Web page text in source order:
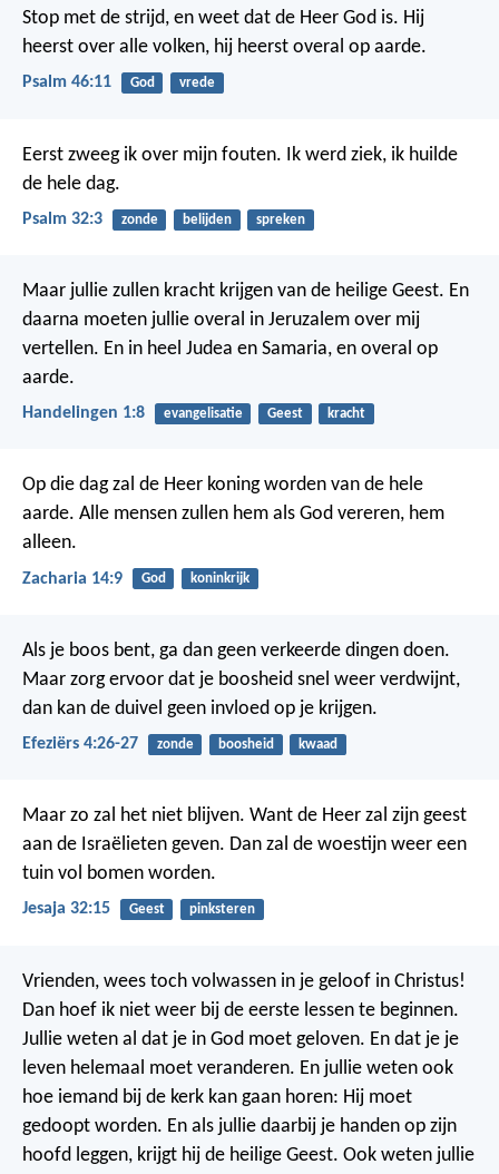
Stop met de strijd, en weet dat de Heer God is. Hij
heerst over alle volken, hij heerst overal op aarde.
Psalm 46:11 God vrede
Eerst zweeg ik over mijn fouten. Ik werd ziek, ik huilde
de hele dag.
Psalm 32:3 zonde belijden spreken
Maar jullie zullen kracht krijgen van de heilige Geest. En
daarna moeten jullie overal in Jeruzalem over mij
vertellen. En in heel Judea en Samaria, en overal op
aarde.
Handelingen 1:8 evangelisatie Geest kracht
Op die dag zal de Heer koning worden van de hele
aarde. Alle mensen zullen hem als God vereren, hem
alleen.
Zacharia 14:9 God koninkrijk
Als je boos bent, ga dan geen verkeerde dingen doen.
Maar zorg ervoor dat je boosheid snel weer verdwijnt,
dan kan de duivel geen invloed op je krijgen.
Efeziërs 4:26-27 zonde boosheid kwaad
Maar zo zal het niet blijven. Want de Heer zal zijn geest
aan de Israëlieten geven. Dan zal de woestijn weer een
tuin vol bomen worden.
Jesaja 32:15 Geest pinksteren
Vrienden, wees toch volwassen in je geloof in Christus!
Dan hoef ik niet weer bij de eerste lessen te beginnen.
Jullie weten al dat je in God moet geloven. En dat je je
leven helemaal moet veranderen. En jullie weten ook
hoe iemand bij de kerk kan gaan horen: Hij moet
gedoopt worden. En als jullie daarbij je handen op zijn
hoofd leggen, krijgt hij de heilige Geest. Ook weten jullie